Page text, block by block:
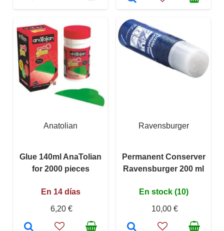
Anatolian
Glue 140ml AnaTolian
for 2000 pieces
En 14 días
6,20 €
Ravensburger
Permanent Conserver
Ravensburger 200 ml
En stock (10)
10,00 €